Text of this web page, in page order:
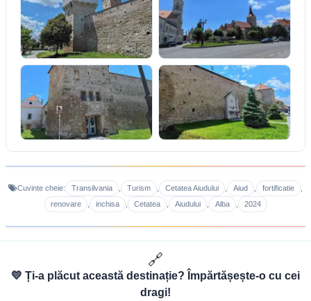
Cuvinte cheie: Transilvania Turism Cetatea Aiudului Aiud fortificatie
renovare
, inchisa , Cetatea , Aiudului , Alba , 2024
🔗
💛 Ți-a plăcut această destinație? Împărtășește-o cu cei
dragi!